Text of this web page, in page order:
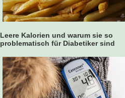
Leere Kalorien und warum sie so
problematisch für Diabetiker sind